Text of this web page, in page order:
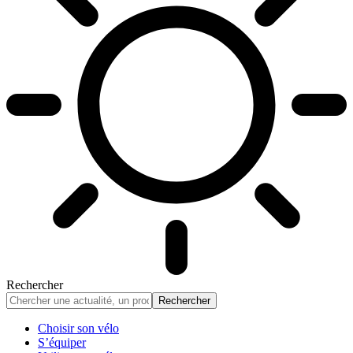
Rechercher
Choisir son vélo
S’équiper